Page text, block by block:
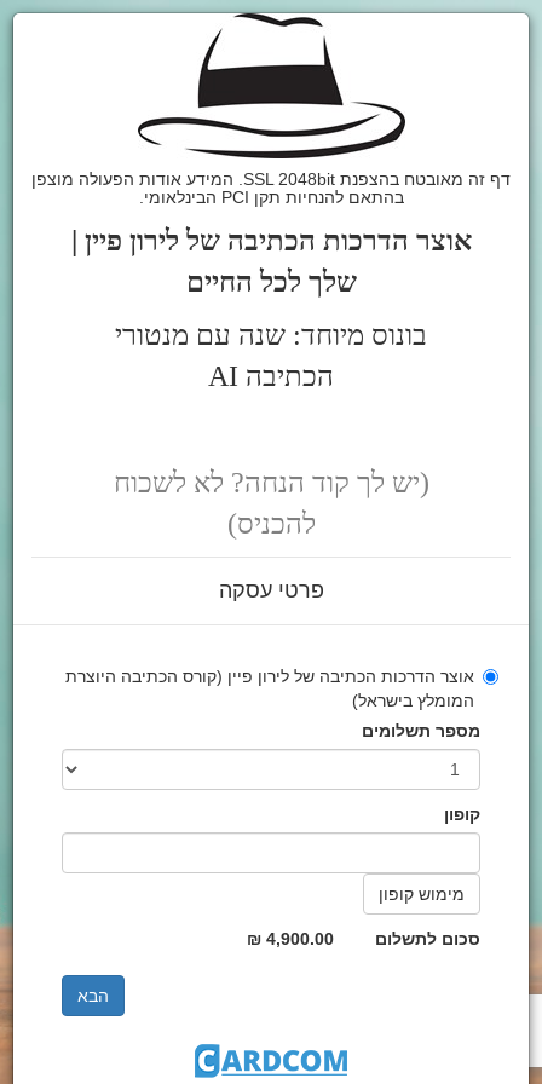
דף זה מאובטח בהצפנת SSL 2048bit. המידע אודות הפעולה מוצפן
בהתאם להנחיות תקן PCI הבינלאומי.
אוצר הדרכות הכתיבה של לירון פיין |
שלך לכל החיים
בונוס מיוחד: שנה עם מנטורי
הכתיבה AI
(יש לך קוד הנחה? לא לשכוח
להכניס)
פרטי עסקה
אוצר הדרכות הכתיבה של לירון פיין (קורס הכתיבה היוצרת
המומלץ בישראל)
מספר תשלומים
קופון
סכום לתשלום 4,900.00 ₪